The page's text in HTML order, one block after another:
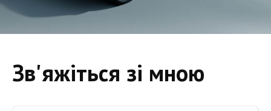
Зв'яжіться зі мною